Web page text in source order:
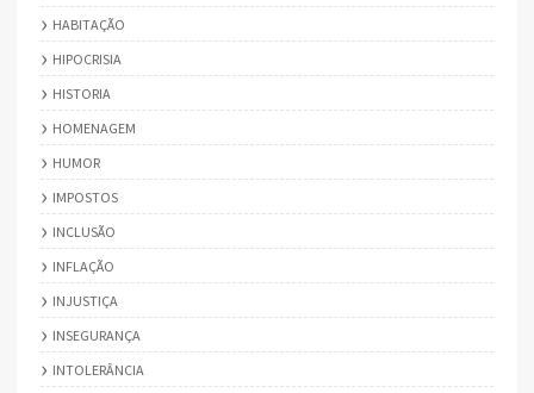
HABITAÇÃO
HIPOCRISIA
HISTORIA
HOMENAGEM
HUMOR
IMPOSTOS
INCLUSÃO
INFLAÇÃO
INJUSTIÇA
INSEGURANÇA
INTOLERÂNCIA